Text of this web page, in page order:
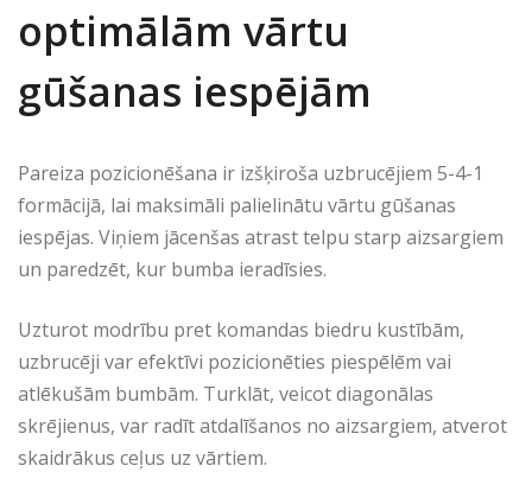
optimālām vārtu
gūšanas iespējām
Pareiza pozicionēšana ir izšķiroša uzbrucējiem 5-4-1
formācijā, lai maksimāli palielinātu vārtu gūšanas
iespējas. Viņiem jācenšas atrast telpu starp aizsargiem
un paredzēt, kur bumba ieradīsies.
Uzturot modrību pret komandas biedru kustībām,
uzbrucēji var efektīvi pozicionēties piespēlēm vai
atlēkušām bumbām. Turklāt, veicot diagonālas
skrējienus, var radīt atdalīšanos no aizsargiem, atverot
skaidrākus ceļus uz vārtiem.